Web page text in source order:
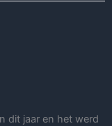
dit jaar en het werd